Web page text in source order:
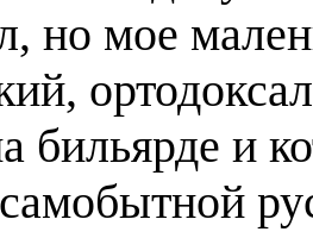
но мое
бильярде и